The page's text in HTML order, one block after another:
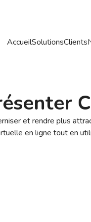
AccueilSolutionsClients
et rendre plus
en ligne tout en